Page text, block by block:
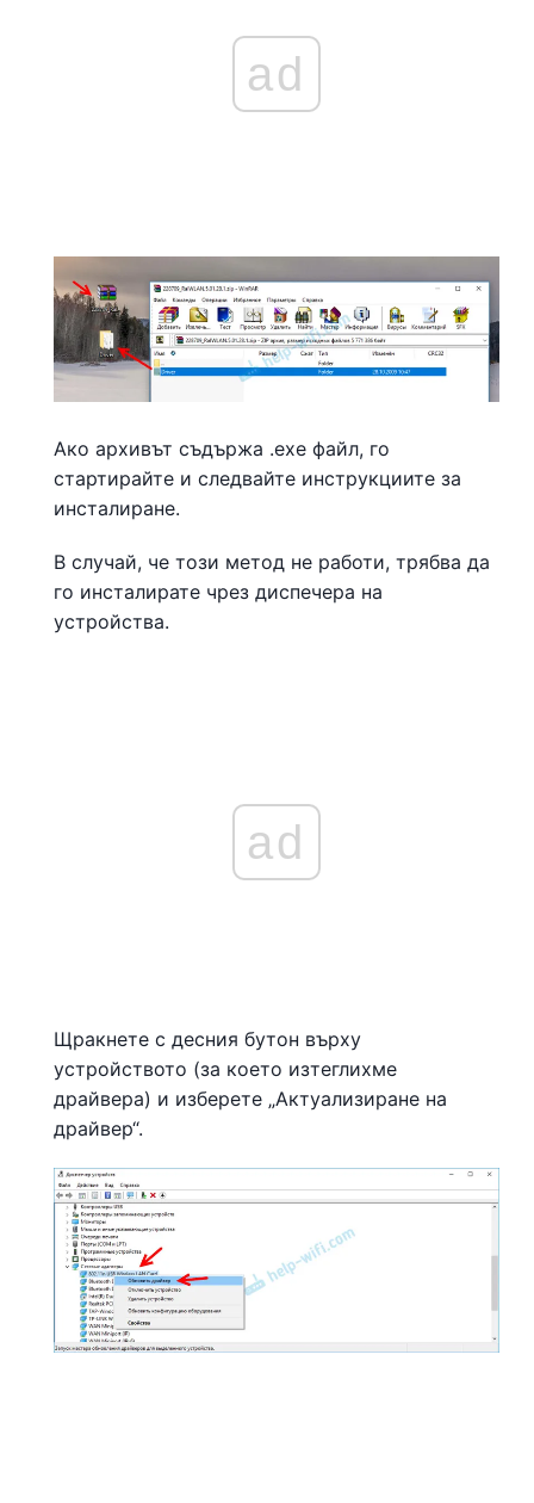
ad
Ако архивът съдържа .exe файл, го
стартирайте и следвайте инструкциите за
инсталиране.
В случай, че този метод не работи, трябва да
го инсталирате чрез диспечера на
устройства.
ad
Щракнете с десния бутон върху
устройството (за което изтеглихме
драйвера) и изберете „Актуализиране на
драйвер“.